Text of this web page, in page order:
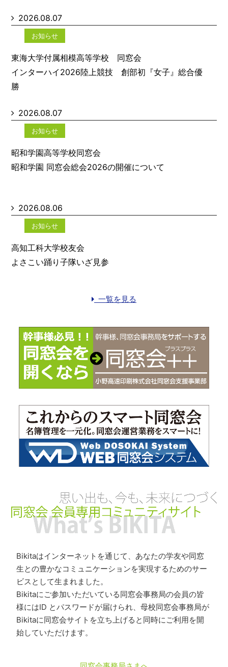
2026.08.07
お知らせ
東海大学付属相模高等学校 同窓会
インターハイ2026陸上競技 創部初『女子』総合優
勝
2026.08.07
お知らせ
昭和学園高等学校同窓会
昭和学園 同窓会総会2026の開催について
2026.08.06
お知らせ
高知工科大学校友会
よさこい踊り子隊いざ見参
一覧を見る
Bikitaはインターネットを通じて、あなたの学友や同窓
生との豊かなコミュニケーションを実現するためのサー
ビスとして生まれました。
Bikitaにご参加いただいている同窓会事務局の会員の皆
様にはID とパスワードが届けられ、母校同窓会事務局が
Bikitaに同窓会サイトを立ち上げると同時にご利用を開
始していただけます。